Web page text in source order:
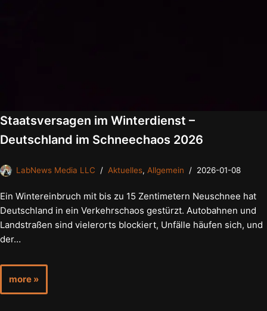
Staatsversagen im Winterdienst –
Deutschland im Schneechaos 2026
LabNews Media LLC Aktuelles, Allgemein 2026-01-08
Ein Wintereinbruch mit bis zu 15 Zentimetern Neuschnee hat
Deutschland in ein Verkehrschaos gestürzt. Autobahnen und
Landstraßen sind vielerorts blockiert, Unfälle häufen sich, und
der…
more »